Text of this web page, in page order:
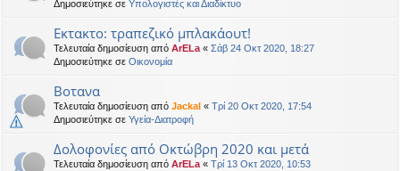
Δημοσιεύτηκε σε Υπολογιστές και Διαδίκτυο
Εκτακτο: τραπεζικό μπλακάουτ!
Τελευταία δημοσίευση από ArELa « Σάβ 24 Οκτ 2020, 18:27
Δημοσιεύτηκε σε Oικονομία
Βοτανα
Τελευταία δημοσίευση από Jackal « Τρί 20 Οκτ 2020, 17:54
Δημοσιεύτηκε σε Υγεία-Διατροφή
Δολοφονίες από Οκτώβρη 2020 και μετά
Τελευταία δημοσίευση από ArELa « Τρί 13 Οκτ 2020, 10:53